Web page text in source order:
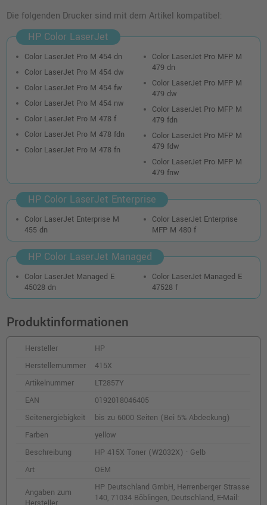
257,99 €
HP 415X Toner (W2030X) · Schwarz
o. MwSt.159,66 €
190,00 € shopping_cart
HP 415X Toner (W2031X) · Cyan
239,99 €
zzgl. Versand
shopping_cart
HP 415A Toner (W2032A) · Gelb
137,99 €
HP 415A Toner (W2030A) · Schwarz
o. MwSt.89,91 €
shopping_cart
Die folgenden Drucker sind mit dem Artikel kompatibel:
HP Color LaserJet
Color LaserJet Pro M 454 dn
Color LaserJet Pro M 454 dw
Color LaserJet Pro M 454 fw
Color LaserJet Pro M 454 nw
Color LaserJet Pro M 478 f
Color LaserJet Pro M 478 fdn
Color LaserJet Pro M 478 fn
Color LaserJet Pro MFP M
479 dn
Color LaserJet Pro MFP M
479 dw
Color LaserJet Pro MFP M
479 fdn
Color LaserJet Pro MFP M
479 fdw
Color LaserJet Pro MFP M
479 fnw
HP Color LaserJet Enterprise
Color LaserJet Enterprise M
455 dn
Color LaserJet Enterprise
MFP M 480 f
HP Color LaserJet Managed
Color LaserJet Managed E
45028 dn
Color LaserJet Managed E
47528 f
Produktinformationen
Hersteller
HP
Herstellernummer
415X
Artikelnummer
LT2857Y
EAN
0192018046405
Seitenergiebigkeit
bis zu 6000 Seiten (Bei 5% Abdeckung)
Farben
yellow
Beschreibung
HP 415X Toner (W2032X) · Gelb
Art
OEM
Angaben zum
HP Deutschland GmbH, Herrenberger Strasse
140, 71034 Böblingen, Deutschland, E-Mail: